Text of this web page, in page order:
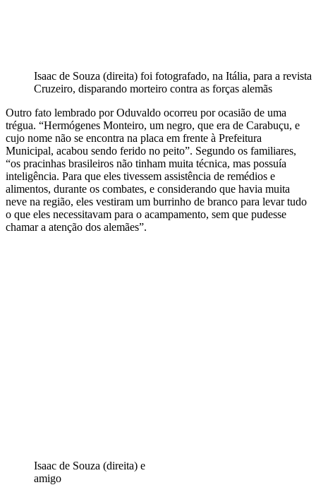
Isaac de Souza (direita) foi fotografado, na Itália, para a revista
Cruzeiro, disparando morteiro contra as forças alemãs
Outro fato lembrado por Oduvaldo ocorreu por ocasião de uma
trégua. “Hermógenes Monteiro, um negro, que era de Carabuçu, e
cujo nome não se encontra na placa em frente à Prefeitura
Municipal, acabou sendo ferido no peito”. Segundo os familiares,
“os pracinhas brasileiros não tinham muita técnica, mas possuía
inteligência. Para que eles tivessem assistência de remédios e
alimentos, durante os combates, e considerando que havia muita
neve na região, eles vestiram um burrinho de branco para levar tudo
o que eles necessitavam para o acampamento, sem que pudesse
chamar a atenção dos alemães”.
Isaac de Souza (direita) e
amigo